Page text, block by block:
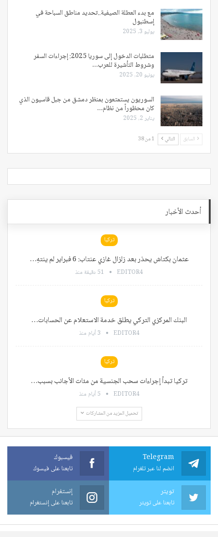
مع بدء العطلة الصيفية..تحديد مناطق السباحة في
إسطنبول
يوليو 3, 2025
متطلبات الدخول إلى سوريا 2025: إجراءات السفر
وشروط التأشيرة للعرب…
يونيو 20, 2025
السوريون يستمتعون بمنظر دمشق من جبل قاسيون الذي
كان محظوراً من نظام…
يناير 2, 2025
السابق التالي 1 من 38
أحدث الأخبار
تركيا
عثمان بكتاش يحذر بعد زلزال غازي عنتاب: 6 فبراير لم ينتهِ…
EDITOR4 51 دقيقة منذ
تركيا
البنك المركزي التركي يطلق خدمة الاستعلام عن الحسابات…
EDITOR4 3 أيام منذ
تركيا
تركيا تبدأ إجراءات سحب الجنسية من مئات الأجانب بسبب…
EDITOR4 5 أيام منذ
تحميل المزيد من المشاركات
Telegram
انضم لنا عبر تلغرام
فيسبوك
تابعنا على فيسوك
تويتر
تابعنا على تويتر
إنستغرام
تابعنا على إنستغرام